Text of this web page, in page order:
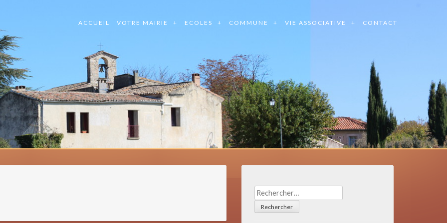
ACCUEIL VOTRE MAIRIE ECOLES COMMUNE VIE ASSOCIATIVE CONTACT
Rechercher :